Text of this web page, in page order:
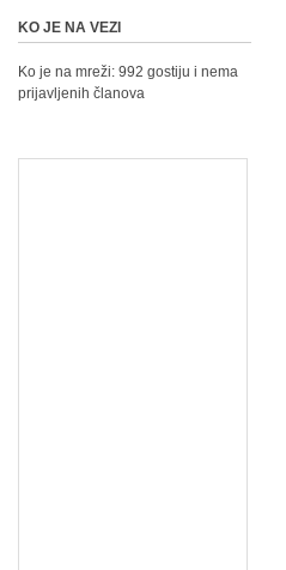
KO JE NA VEZI
Ko je na mreži: 992 gostiju i nema
prijavljenih članova